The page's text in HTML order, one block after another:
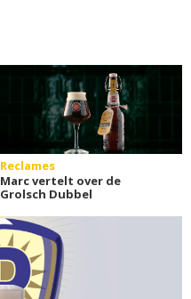
Reclames
Marc vertelt over de
Grolsch Dubbel